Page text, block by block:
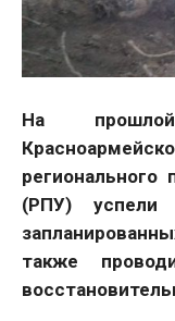
На
регионального
(РПУ) успели
также